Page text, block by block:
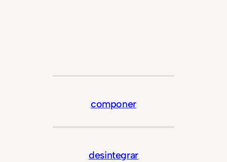
componer
desintegrar